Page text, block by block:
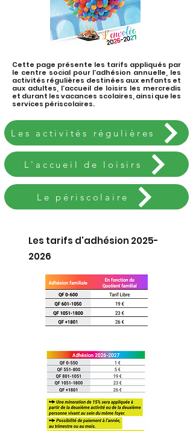
Cette page présente les tarifs appliqués par
le centre social pour l’adhésion annuelle, les
activités régulières destinées aux enfants et
aux adultes, l’accueil de loisirs les mercredis
et durant les vacances scolaires, ainsi que les
services périscolaires.
Les activités régulières
L'accueil de loisirs
Le périscolaire
Les tarifs d'adhésion2025-
2026